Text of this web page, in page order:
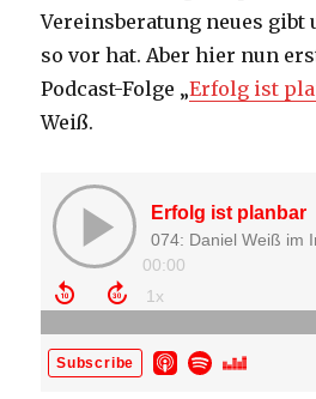
Vereinsberatung neues gibt
so vor hat. Aber hier nun
Podcast-Folge „Erfolg ist
Weiß.